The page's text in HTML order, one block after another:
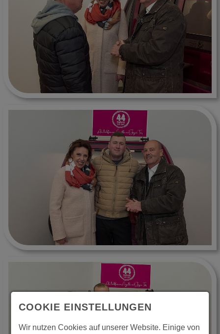
COOKIE EINSTELLUNGEN
Wir nutzen Cookies auf unserer Website. Einige von